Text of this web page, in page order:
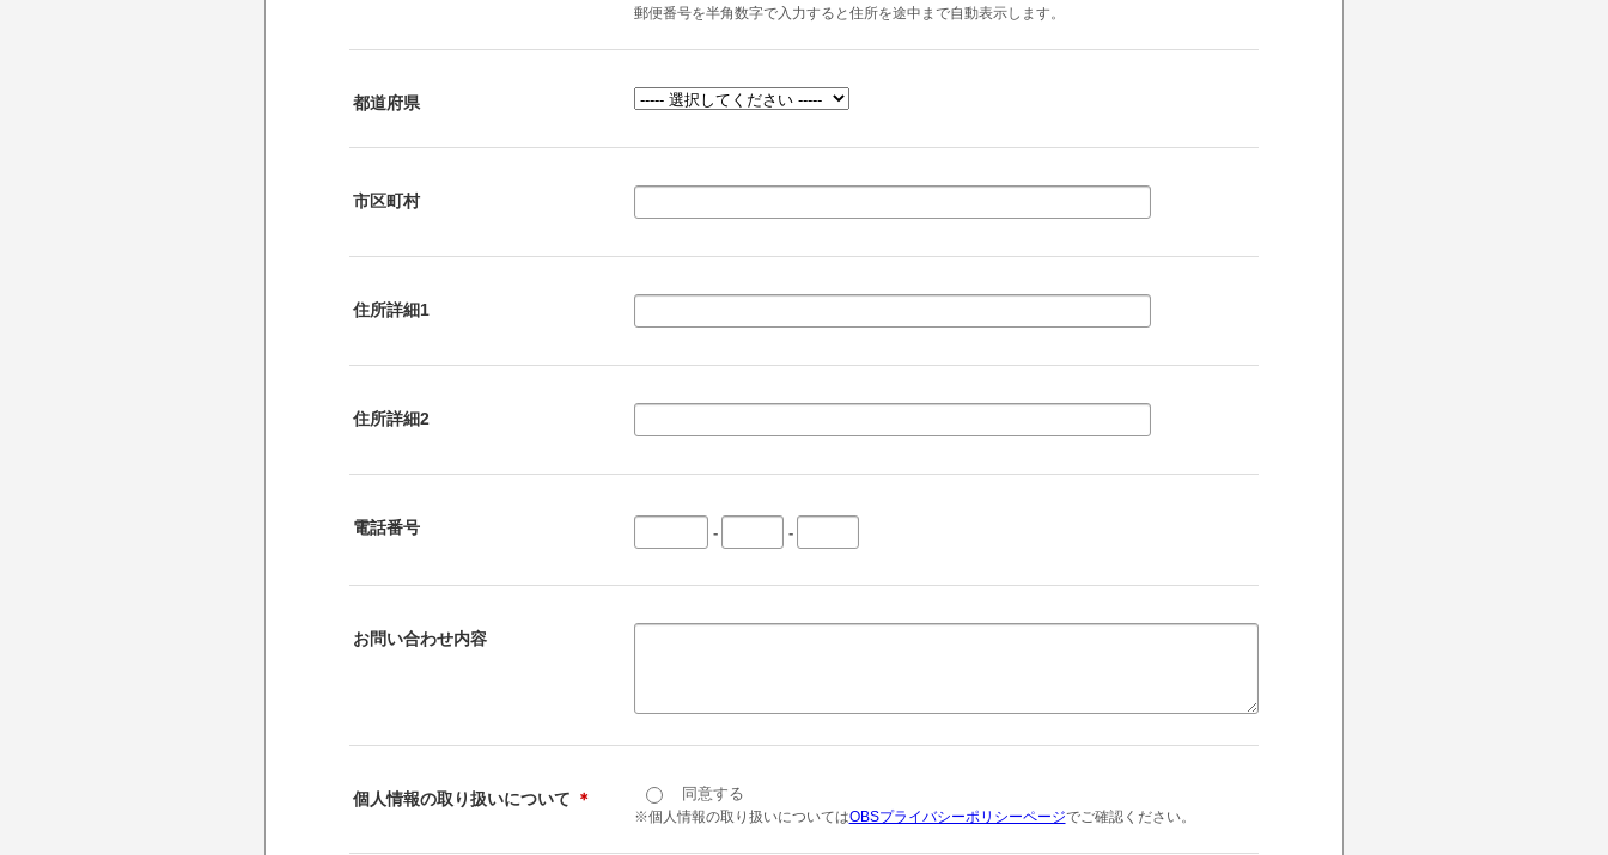
郵便番号を半角数字で入力すると住所を途中まで自動表示します。
都道府県
市区町村
住所詳細1
住所詳細2
電話番号 - -
お問い合わせ内容
個人情報の取り扱いについて ＊ 同意する
※個人情報の取り扱いについてはOBSプライバシーポリシーページでご確認ください。